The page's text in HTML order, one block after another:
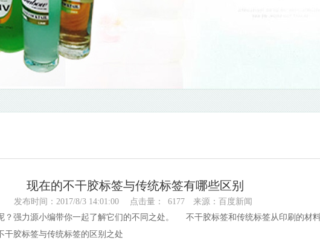
现在的不干胶标签与传统标签有哪些区别
发布时间：2017/8/3 14:01:00 点击量： 6177
来源：百度新闻
力源小编带你一起了解它们的不同之处。 不干胶标签和传统标签从印刷的材料
干胶标签与传统标签的区别之处